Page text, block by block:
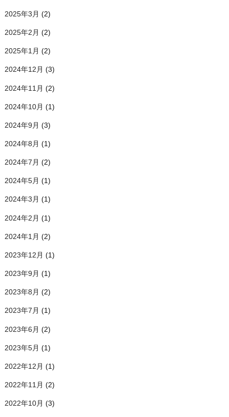
2025年3月 (2)
2025年2月 (2)
2025年1月 (2)
2024年12月 (3)
2024年11月 (2)
2024年10月 (1)
2024年9月 (3)
2024年8月 (1)
2024年7月 (2)
2024年5月 (1)
2024年3月 (1)
2024年2月 (1)
2024年1月 (2)
2023年12月 (1)
2023年9月 (1)
2023年8月 (2)
2023年7月 (1)
2023年6月 (2)
2023年5月 (1)
2022年12月 (1)
2022年11月 (2)
2022年10月 (3)